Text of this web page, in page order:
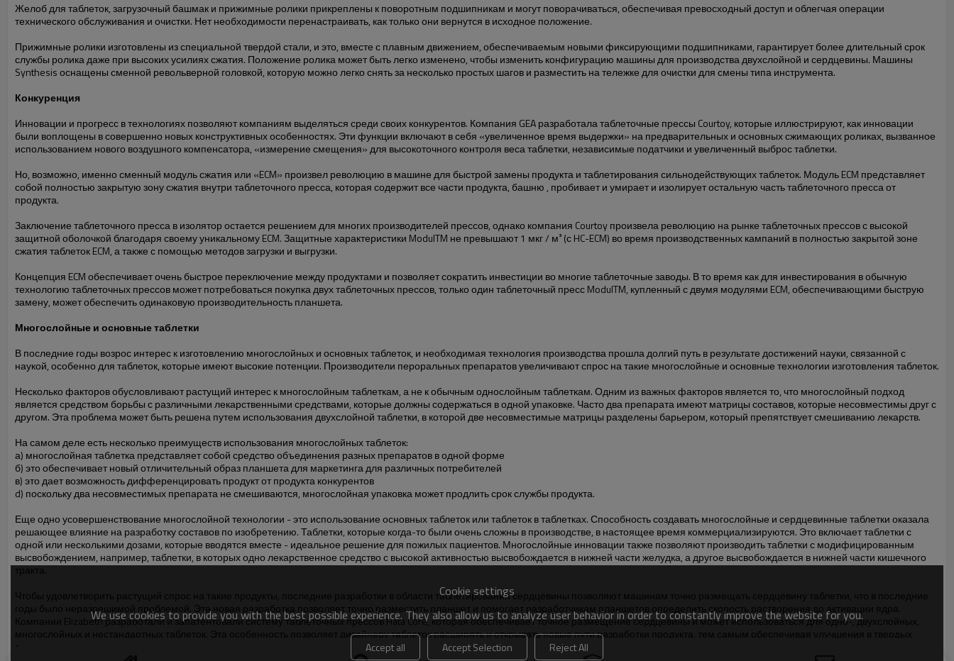
Желоб для таблеток, загрузочный башмак и прижимные ролики прикреплены к поворотным подшипникам и могут поворачиваться, обеспечивая превосходный доступ и облегчая операции
технического обслуживания и очистки. Нет необходимости перенастраивать, как только они вернутся в исходное положение.
Прижимные ролики изготовлены из специальной твердой стали, и это, вместе с плавным движением, обеспечиваемым новыми фиксирующими подшипниками, гарантирует более длительный срок
службы ролика даже при высоких усилиях сжатия. Положение ролика может быть легко изменено, чтобы изменить конфигурацию машины для производства двухслойной и сердцевины. Машины
Synthesis оснащены сменной револьверной головкой, которую можно легко снять за несколько простых шагов и разместить на тележке для очистки для смены типа инструмента.
Конкуренция
Инновации и прогресс в технологиях позволяют компаниям выделяться среди своих конкурентов. Компания GEA разработала таблеточные прессы Courtoy, которые иллюстрируют, как инновации
были воплощены в совершенно новых конструктивных особенностях. Эти функции включают в себя «увеличенное время выдержки» на предварительных и основных сжимающих роликах, вызванное
использованием нового воздушного компенсатора, «измерение смещения» для высокоточного контроля веса таблетки, независимые податчики и увеличенный выброс таблетки.
Но, возможно, именно сменный модуль сжатия или «ECM» произвел революцию в машине для быстрой замены продукта и таблетирования сильнодействующих таблеток. Модуль ECM представляет
собой полностью закрытую зону сжатия внутри таблеточного пресса, которая содержит все части продукта, башню , пробивает и умирает и изолирует остальную часть таблеточного пресса от
продукта.
Заключение таблеточного пресса в изолятор остается решением для многих производителей прессов, однако компания Courtoy произвела революцию на рынке таблеточных прессов с высокой
защитной оболочкой благодаря своему уникальному ECM. Защитные характеристики ModulTM не превышают 1 мкг / м³ (с HC-ECM) во время производственных кампаний в полностью закрытой зоне
сжатия таблеток ECM, а также с помощью методов загрузки и выгрузки.
Концепция ECM обеспечивает очень быстрое переключение между продуктами и позволяет сократить инвестиции во многие таблеточные заводы. В то время как для инвестирования в обычную
технологию таблеточных прессов может потребоваться покупка двух таблеточных прессов, только один таблеточный пресс ModulTM, купленный с двумя модулями ECM, обеспечивающими быструю
замену, может обеспечить одинаковую производительность планшета.
Многослойные и основные таблетки
В последние годы возрос интерес к изготовлению многослойных и основных таблеток, и необходимая технология производства прошла долгий путь в результате достижений науки, связанной с
наукой, особенно для таблеток, которые имеют высокие потенции. Производители пероральных препаратов увеличивают спрос на такие многослойные и основные технологии изготовления таблеток.
Несколько факторов обусловливают растущий интерес к многослойным таблеткам, а не к обычным однослойным таблеткам. Одним из важных факторов является то, что многослойный подход
является средством борьбы с различными лекарственными средствами, которые должны содержаться в одной упаковке. Часто два препарата имеют матрицы составов, которые несовместимы друг с
другом. Эта проблема может быть решена путем использования двухслойной таблетки, в которой две несовместимые матрицы разделены барьером, который препятствует смешиванию лекарств.
На самом деле есть несколько преимуществ использования многослойных таблеток:
а) многослойная таблетка представляет собой средство объединения разных препаратов в одной форме
б) это обеспечивает новый отличительный образ планшета для маркетинга для различных потребителей
в) это дает возможность дифференцировать продукт от продукта конкурентов
d) поскольку два несовместимых препарата не смешиваются, многослойная упаковка может продлить срок службы продукта.
Еще одно усовершенствование многослойной технологии - это использование основных таблеток или таблеток в таблетках. Способность создавать многослойные и сердцевинные таблетки оказала
решающее влияние на разработку составов по изобретению. Таблетки, которые когда-то были очень сложны в производстве, в настоящее время коммерциализируются. Это включает таблетки с
одной или несколькими дозами, которые вводятся вместе - идеальное решение для пожилых пациентов. Многослойные инновации также позволяют производить таблетки с модифицированным
высвобождением, например, таблетки, в которых одно лекарственное средство с высокой активностью высвобождается в нижней части желудка, а другое высвобождается в нижней части кишечного
тракта.
Чтобы удовлетворить растущий спрос на такие продукты, последние разработки в области таблетирования сердцевины позволяют машинам точно размещать сердцевину таблетки, что в последние
годы было неразрешимой проблемой. Эта новая разработка позволяет точно разместить планшет и помогает разработчикам планшетов определить скорость растворения до активации ядра.
Компании Elizabeth разработали и запатентовали систему таблеточных прессов Hata Core, которая обеспечивает точное размещение сердцевины и может использоваться для одно-, двухслойных,
многослойных и нестандартных таблеток. Эта особенность позволяет дизайнеру таблеток расширять и открывать новые пути разработки продукта, тем самым обеспечивая улучшения в твердых
лекарственных формах.
Cookie settings
We use cookies to provide you with the best possible experience. They also allow us to analyze user behavior in order to constantly improve the website for you.
Accept all Accept Selection Reject All